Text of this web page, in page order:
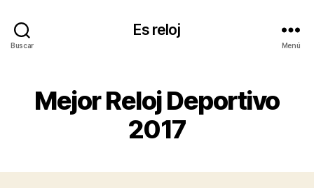
Buscar
Es reloj
Menú
Mejor Reloj Deportivo
2017